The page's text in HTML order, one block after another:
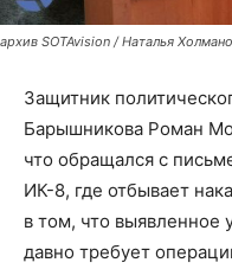
архив SOTAvision / Наталья
Защитник
Барышникова Роман
что обращался с
ИК-8, где отбывает
в том, что выявленное
давно требует